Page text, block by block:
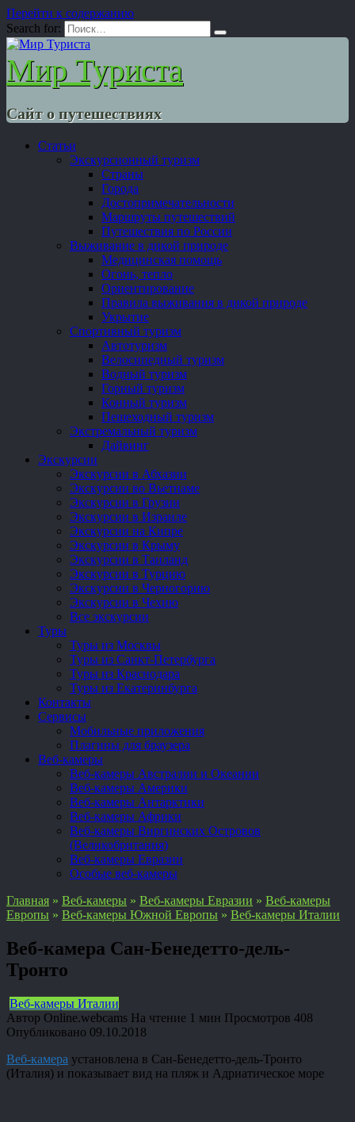
Перейти к содержанию
Search for:
Мир Туриста
Сайт о путешествиях
Статьи
Экскурсионный туризм
Страны
Города
Достопримечательности
Маршруты путешествий
Путешествия по России
Выживание в дикой природе
Медицинская помощь
Огонь, тепло
Ориентирование
Правила выживания в дикой природе
Укрытие
Спортивный туризм
Автотуризм
Велосипедный туризм
Водный туризм
Горный туризм
Конный туризм
Пешеходный туризм
Экстремальный туризм
Дайвинг
Экскурсии
Экскурсии в Абхазии
Экскурсии во Вьетнаме
Экскурсии в Грузии
Экскурсии в Израиле
Экскурсии на Кипре
Экскурсии в Крыму
Экскурсии в Таиланд
Экскурсии в Турцию
Экскурсии в Черногорию
Экскурсии в Чехию
Все экскурсии
Туры
Туры из Москвы
Туры из Санкт-Петербурга
Туры из Краснодара
Туры из Екатеринбурга
Контакты
Сервисы
Мобильные приложения
Плагины для браузера
Веб-камеры
Веб-камеры Австралии и Океании
Веб-камеры Америки
Веб-камеры Антарктики
Веб-камеры Африки
Веб-камеры Виргинских Островов
(Великобритания)
Веб-камеры Евразии
Особые веб-камеры
Главная » Веб-камеры » Веб-камеры Евразии » Веб-камеры
Европы » Веб-камеры Южной Европы » Веб-камеры Италии
Веб-камера Сан-Бенедетто-дель-
Тронто
Веб-камеры Италии
Автор Online.webcams На чтение 1 мин Просмотров 408
Опубликовано 09.10.2018
Веб-камера установлена в Сан-Бенедетто-дель-Тронто
(Италия) и показывает вид на пляж и Адриатическое море